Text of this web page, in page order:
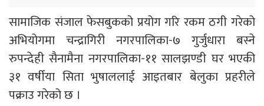
सामाजिक संजाल फेसबुकको प्रयोग गरि रकम ठगी गरेको
अभियोगमा चन्द्रागिरी नगरपालिका-७ गुर्जुधारा बस्ने
रुपन्देही सैनामैना नगरपालिका-११ सालझण्डी घर भएकी
३१ वर्षीया सिता भुषाललाई आइतबार बेलुका प्रहरीले
पक्राउ गरेको छ ।